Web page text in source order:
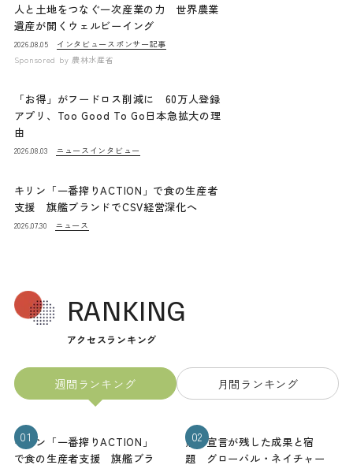
人と土地をつなぐ一次産業の力 世界農業
遺産が開くウェルビーイング
2026.08.05 インタビュー スポンサー記事
Sponsored by 農林水産省
「お得」がフードロス削減に 60万人登録
アプリ、Too Good To Go日本急拡大の理
由
2026.08.03 ニュース インタビュー
キリン「一番搾りACTION」で食の生産者
支援 旗艦ブランドでCSV経営深化へ
2026.07.30 ニュース
RANKING
アクセスランキング
週間ランキング 月間ランキング
01
キリン「一番搾りACTION」
で食の生産者支援 旗艦ブラ
02
熊本宣言が残した成果と宿
題 グローバル・ネイチャー